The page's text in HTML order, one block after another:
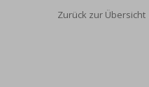
Zurück zur Übersicht